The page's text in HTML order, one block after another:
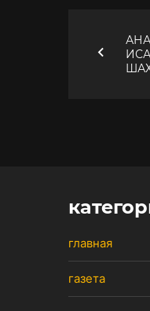
главная
газета